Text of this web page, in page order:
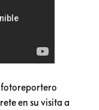
fotoreportero
en su visita a